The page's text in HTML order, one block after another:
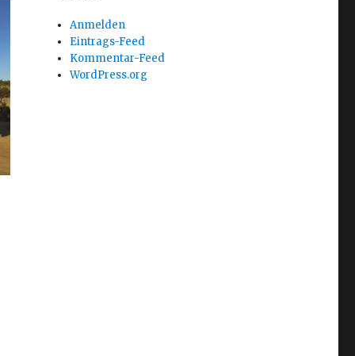
Anmelden
Eintrags-Feed
Kommentar-Feed
WordPress.org